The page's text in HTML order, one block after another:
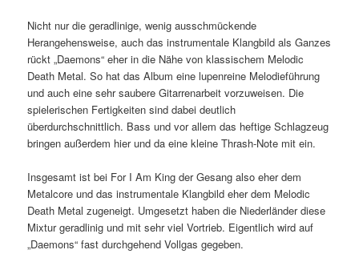
Nicht nur die geradlinige, wenig ausschmückende
Herangehensweise, auch das instrumentale Klangbild als Ganzes
rückt „Daemons“ eher in die Nähe von klassischem Melodic
Death Metal. So hat das Album eine lupenreine Melodieführung
und auch eine sehr saubere Gitarrenarbeit vorzuweisen. Die
spielerischen Fertigkeiten sind dabei deutlich
überdurchschnittlich. Bass und vor allem das heftige Schlagzeug
bringen außerdem hier und da eine kleine Thrash-Note mit ein.
Insgesamt ist bei For I Am King der Gesang also eher dem
Metalcore und das instrumentale Klangbild eher dem Melodic
Death Metal zugeneigt. Umgesetzt haben die Niederländer diese
Mixtur geradlinig und mit sehr viel Vortrieb. Eigentlich wird auf
„Daemons“ fast durchgehend Vollgas gegeben.